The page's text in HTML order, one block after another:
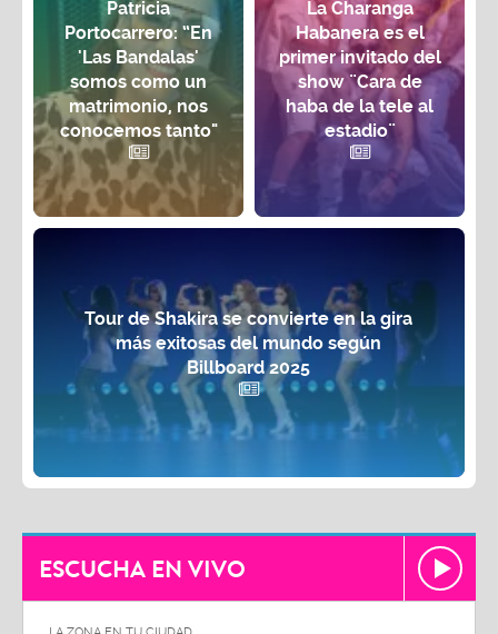
Patricia
Portocarrero: “En
'Las Bandalas'
somos como un
matrimonio, nos
conocemos tanto"
La Charanga
Habanera es el
primer invitado del
show ¨Cara de
haba de la tele al
estadio¨
Tour de Shakira se convierte en la gira
más exitosas del mundo según
Billboard 2025
ESCUCHA EN VIVO